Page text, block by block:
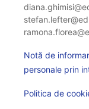
Notă de
personale prin
Politica de